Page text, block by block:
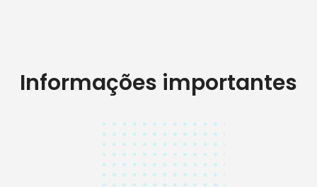
Informações importantes